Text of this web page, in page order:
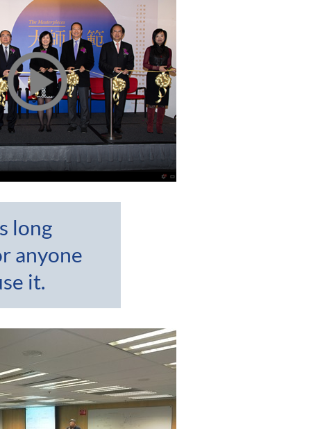
long
anyone
it.